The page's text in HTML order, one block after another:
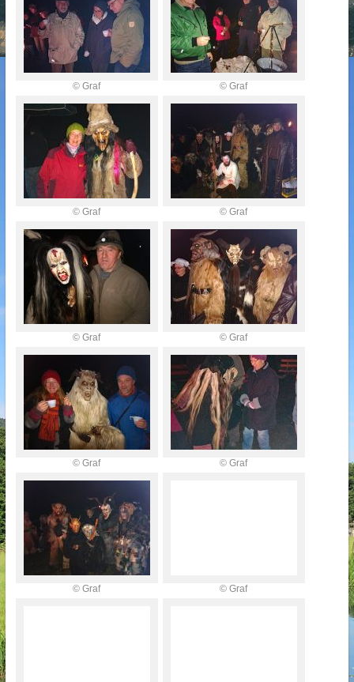
© Graf © Graf
© Graf © Graf
© Graf © Graf
© Graf © Graf
© Graf © Graf